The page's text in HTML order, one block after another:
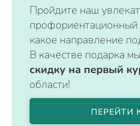
Пройдите наш
профориентационный
какое направление
В качестве подарка мы
скидку на первый
области!
ПЕРЕЙТИ